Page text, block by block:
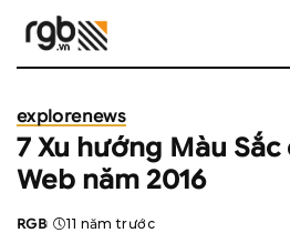
explorenews
7 Xu hướng Màu
Web năm 2016
Posted
RGB 11 năm trước